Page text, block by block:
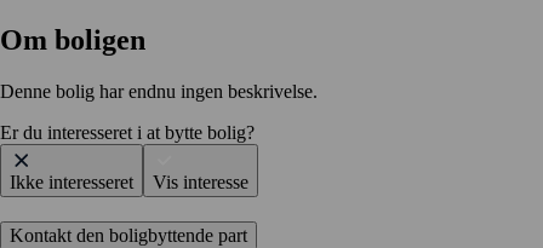
Om boligen
Denne bolig har endnu ingen beskrivelse.
Er du interesseret i at bytte bolig?
Ikke interesseret Vis interesse
Kontakt den boligbyttende part